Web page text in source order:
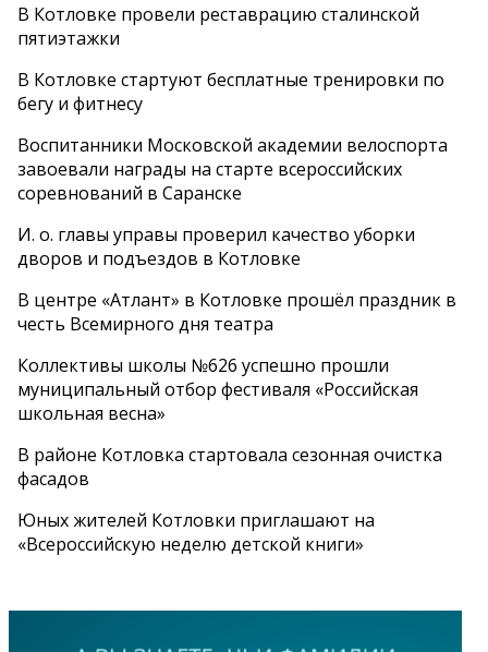
В Котловке провели реставрацию сталинской
пятиэтажки
В Котловке стартуют бесплатные тренировки по
бегу и фитнесу
Воспитанники Московской академии велоспорта
завоевали награды на старте всероссийских
соревнований в Саранске
И. о. главы управы проверил качество уборки
дворов и подъездов в Котловке
В центре «Атлант» в Котловке прошёл праздник в
честь Всемирного дня театра
Коллективы школы №626 успешно прошли
муниципальный отбор фестиваля «Российская
школьная весна»
В районе Котловка стартовала сезонная очистка
фасадов
Юных жителей Котловки приглашают на
«Всероссийскую неделю детской книги»